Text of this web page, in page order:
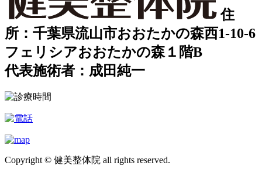
住
所：千葉県流山市おおたかの森西1-10-6
フェリシアおおたかの森１階B
代表施術者：成田純一
Copyright © 健美整体院 all rights reserved.